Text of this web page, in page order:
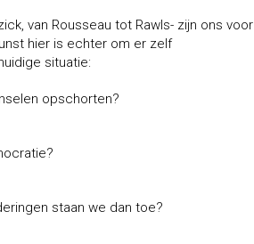
van Rousseau tot Rawls- zijn ons voor
hier is echter om er zelf
situatie:
opschorten?
staan we dan toe?